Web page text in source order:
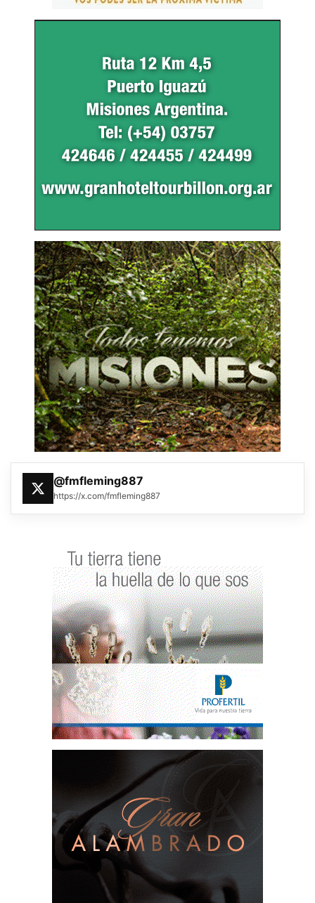
@fmfleming887
https://x.com/fmfleming887